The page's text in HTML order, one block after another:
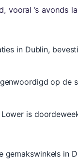
vooral ’s avonds
in Dublin,
op de
Lower is
gemakswinkels in